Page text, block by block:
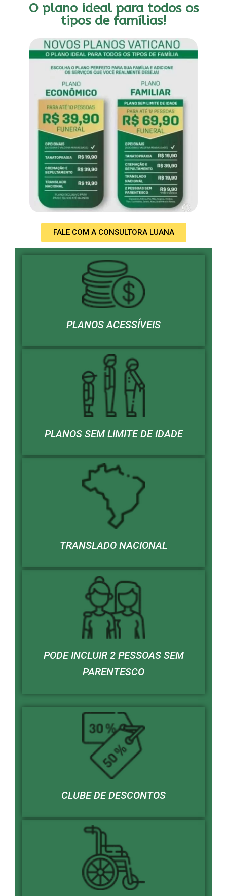
O plano ideal para todos os
tipos de famílias!
FALE COM A CONSULTORA LUANA
PLANOS ACESSÍVEIS
PLANOS SEM LIMITE DE IDADE
TRANSLADO NACIONAL
PODE INCLUIR 2 PESSOAS SEM
PARENTESCO
CLUBE DE DESCONTOS